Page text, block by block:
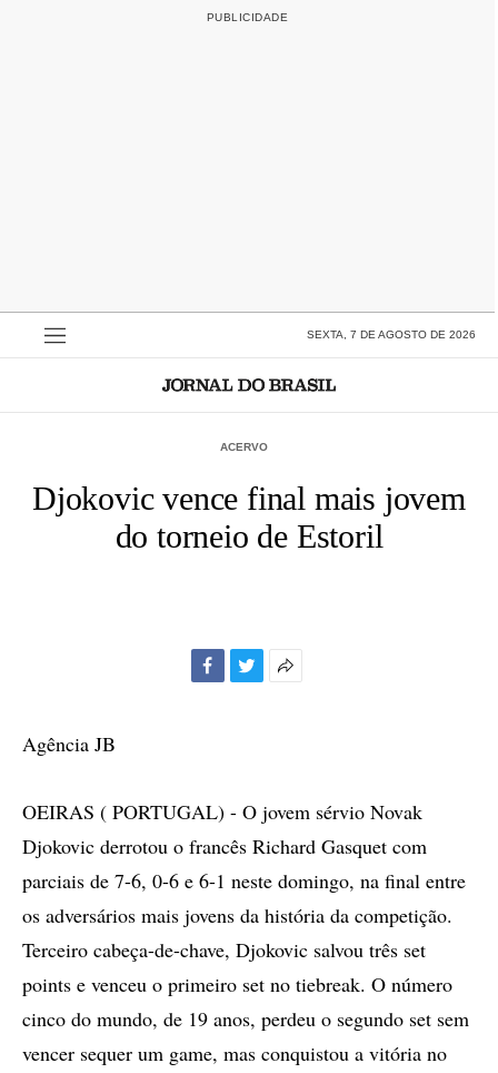
SEXTA, 7 DE AGOSTO DE 2026
ACERVO
Djokovic vence final mais jovem
do torneio de Estoril
Agência JB
OEIRAS ( PORTUGAL) - O jovem sérvio Novak
Djokovic derrotou o francês Richard Gasquet com
parciais de 7-6, 0-6 e 6-1 neste domingo, na final entre
os adversários mais jovens da história da competição.
Terceiro cabeça-de-chave, Djokovic salvou três set
points e venceu o primeiro set no tiebreak. O número
cinco do mundo, de 19 anos, perdeu o segundo set sem
vencer sequer um game, mas conquistou a vitória no